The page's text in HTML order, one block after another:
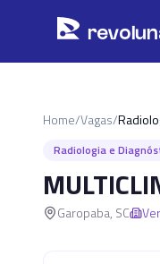
rev
Home/Vagas/
Radiologia e
Garopaba, SC